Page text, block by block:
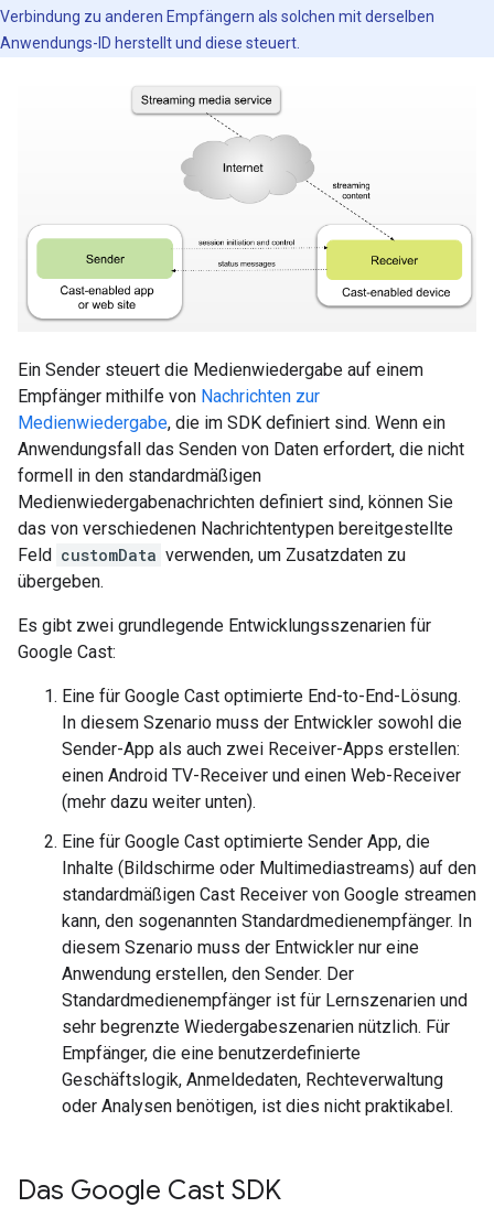
Verbindung zu anderen Empfängern als solchen mit derselben
Anwendungs-ID herstellt und diese steuert.
Ein Sender steuert die Medienwiedergabe auf einem
Empfänger mithilfe von Nachrichten zur
Medienwiedergabe, die im SDK definiert sind. Wenn ein
Anwendungsfall das Senden von Daten erfordert, die nicht
formell in den standardmäßigen
Medienwiedergabenachrichten definiert sind, können Sie
das von verschiedenen Nachrichtentypen bereitgestellte
Feld customData verwenden, um Zusatzdaten zu
übergeben.
Es gibt zwei grundlegende Entwicklungsszenarien für
Google Cast:
Eine für Google Cast optimierte End-to-End-Lösung.
In diesem Szenario muss der Entwickler sowohl die
Sender-App als auch zwei Receiver-Apps erstellen:
einen Android TV-Receiver und einen Web-Receiver
(mehr dazu weiter unten).
Eine für Google Cast optimierte Sender App, die
Inhalte (Bildschirme oder Multimediastreams) auf den
standardmäßigen Cast Receiver von Google streamen
kann, den sogenannten Standardmedienempfänger. In
diesem Szenario muss der Entwickler nur eine
Anwendung erstellen, den Sender. Der
Standardmedienempfänger ist für Lernszenarien und
sehr begrenzte Wiedergabeszenarien nützlich. Für
Empfänger, die eine benutzerdefinierte
Geschäftslogik, Anmeldedaten, Rechteverwaltung
oder Analysen benötigen, ist dies nicht praktikabel.
Das Google Cast SDK